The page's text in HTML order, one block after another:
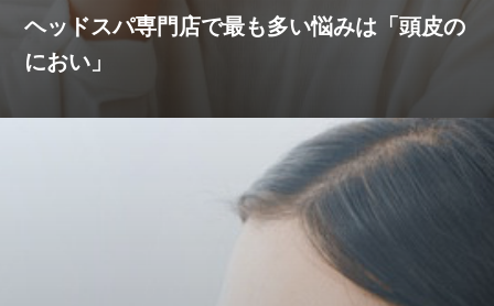
ヘッドスパ専門店で最も多い悩みは「頭皮の
におい」